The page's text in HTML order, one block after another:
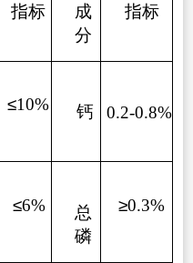
指标
成
分
指标
≤10% 钙 0.2-0.8%
≤6%
总
磷
≥0.3%